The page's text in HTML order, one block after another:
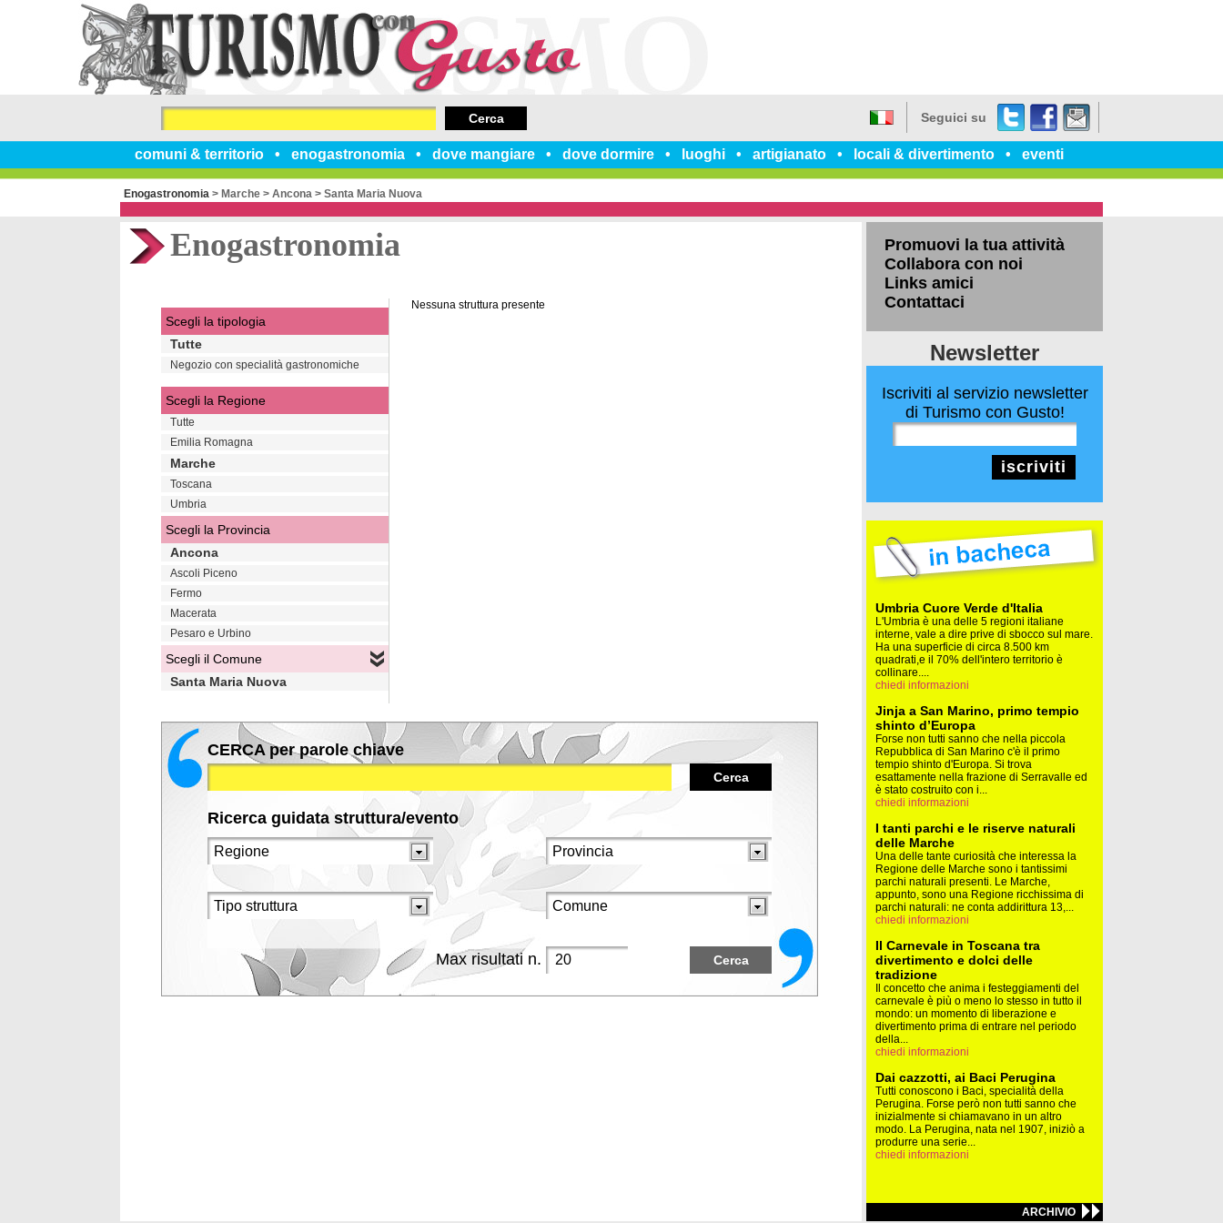
comuni & territorio enogastronomia dove mangiare dove dormire luoghi artigianato locali & divertimento eventi
Seguici su TwitterFacebook
un
Cerca
Enogastronomia > Marche > Ancona > Santa Maria Nuova
Enogastronomia
Nessuna struttura presente
Scegli la tipologia
Tutte
Negozio con specialità gastronomiche
Scegli la Regione
Tutte
Emilia Romagna
Marche
Toscana
Umbria
Scegli la Provincia
Ancona
Ascoli Piceno
Fermo
Macerata
Pesaro e Urbino
Scegli il Comune
Santa Maria Nuova
CERCA per parole chiave
Cerca
Ricerca guidata struttura/evento
Max risultati n. Cerca
Promuovi la tua attività
Collabora con noi
Links amici
Contattaci
Newsletter
Iscriviti al servizio newsletter
di Turismo con Gusto!
iscriviti
Umbria Cuore Verde d'Italia
L'Umbria è una delle 5 regioni italiane
interne, vale a dire prive di sbocco sul mare.
Ha una superficie di circa 8.500 km
quadrati,e il 70% dell'intero territorio è
collinare....
chiedi informazioni
Jinja a San Marino, primo tempio
shinto d’Europa
Forse non tutti sanno che nella piccola
Repubblica di San Marino c'è il primo
tempio shinto d'Europa. Si trova
esattamente nella frazione di Serravalle ed
è stato costruito con i...
chiedi informazioni
I tanti parchi e le riserve naturali
delle Marche
Una delle tante curiosità che interessa la
Regione delle Marche sono i tantissimi
parchi naturali presenti. Le Marche,
appunto, sono una Regione ricchissima di
parchi naturali: ne conta addirittura 13,...
chiedi informazioni
Il Carnevale in Toscana tra
divertimento e dolci delle
tradizione
Il concetto che anima i festeggiamenti del
carnevale è più o meno lo stesso in tutto il
mondo: un momento di liberazione e
divertimento prima di entrare nel periodo
della...
chiedi informazioni
Dai cazzotti, ai Baci Perugina
Tutti conoscono i Baci, specialità della
Perugina. Forse però non tutti sanno che
inizialmente si chiamavano in un altro
modo. La Perugina, nata nel 1907, iniziò a
produrre una serie...
chiedi informazioni
ARCHIVIO